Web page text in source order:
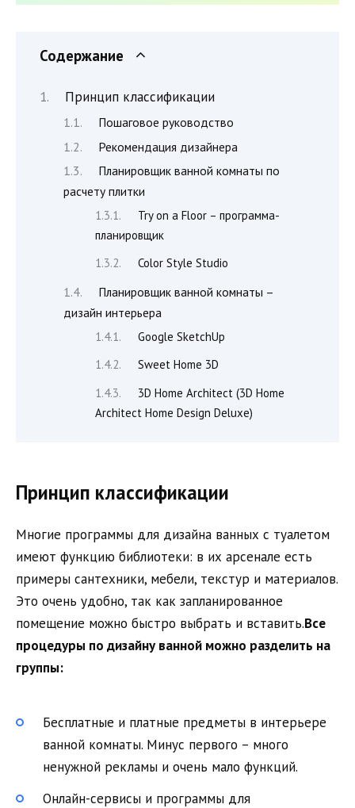
Содержание
Принцип классификации
Пошаговое руководство
Рекомендация дизайнера
Планировщик ванной комнаты по
расчету плитки
Try on a Floor – программа-
планировщик
Color Style Studio
Планировщик ванной комнаты –
дизайн интерьера
Google SketchUp
Sweet Home 3D
3D Home Architect (3D Home
Architect Home Design Deluxe)
Принцип классификации
Многие программы для дизайна ванных с туалетом
имеют функцию библиотеки: в их арсенале есть
примеры сантехники, мебели, текстур и материалов.
Это очень удобно, так как запланированное
помещение можно быстро выбрать и вставить.Все
процедуры по дизайну ванной можно разделить на
группы:
Бесплатные и платные предметы в интерьере
ванной комнаты. Минус первого – много
ненужной рекламы и очень мало функций.
Онлайн-сервисы и программы для